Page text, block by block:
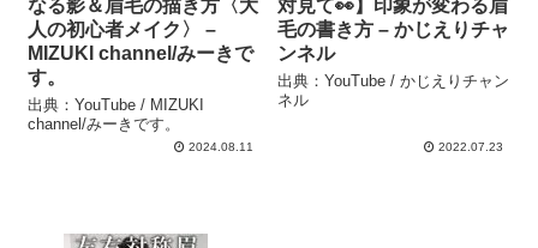
なる影＆眉毛の描き方〈大
人の初心者メイク〉 –
MIZUKI channel/みーきで
す。
出典：YouTube / MIZUKI
channel/みーきです。
2024.08.11
対見て👀】印象が変わる眉
毛の書き方 – かじえりチャ
ンネル
出典：YouTube / かじえりチャン
ネル
2022.07.23